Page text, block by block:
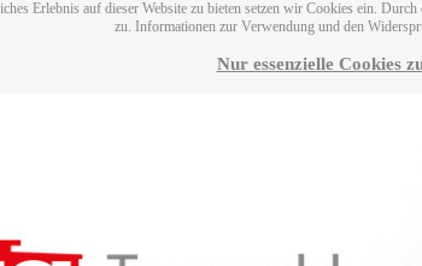
Erlebnis auf dieser Website zu bieten setzen wir Cookies ein.
zu. Informationen zur Verwendung und den
Nur essenzielle Cookies